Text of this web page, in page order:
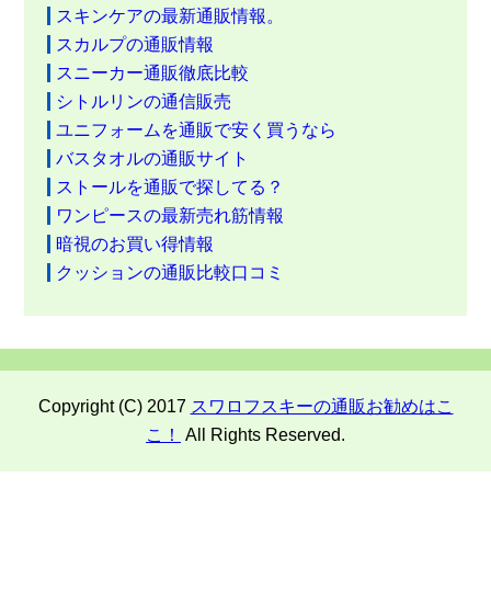
スキンケアの最新通販情報。
スカルプの通販情報
スニーカー通販徹底比較
シトルリンの通信販売
ユニフォームを通販で安く買うなら
バスタオルの通販サイト
ストールを通販で探してる？
ワンピースの最新売れ筋情報
暗視のお買い得情報
クッションの通販比較口コミ
Copyright (C) 2017 スワロフスキーの通販お勧めはこ
こ！
All Rights Reserved.